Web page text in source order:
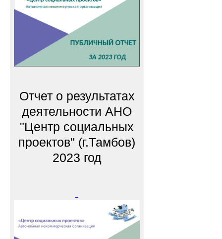
Отчет о результатах
деятельности АНО
"Центр социальных
проектов" (г.Тамбов)
2023 год